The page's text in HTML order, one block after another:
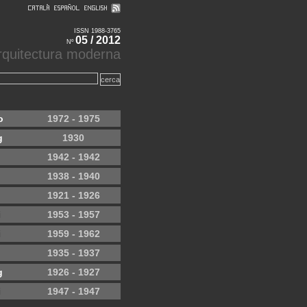
ISSN 1988-3765
Nº 05 / 2012
moderna
1972 - 1975
1930
1942 - 1942
1938 - 1940
1921 - 1926
1953 - 1957
1959 - 1962
1935 - 1937
1926 - 1927
1947 - 1947